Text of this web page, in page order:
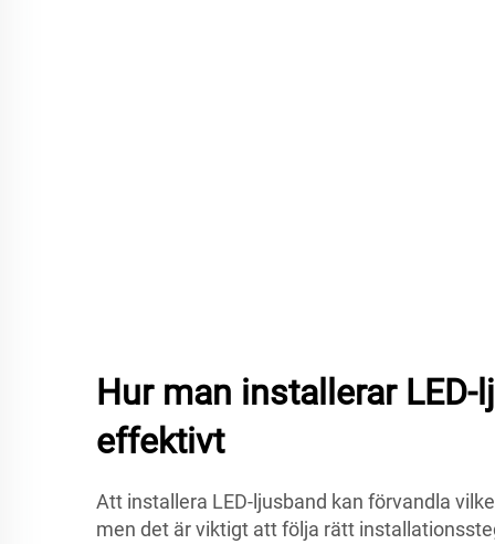
Hur man installerar LED-
effektivt
Att installera LED-ljusband kan förvandla
men det är viktigt att följa rätt